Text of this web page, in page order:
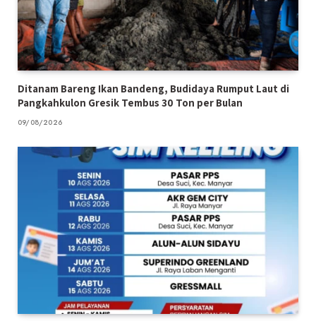
Ditanam Bareng Ikan Bandeng, Budidaya Rumput Laut di
Pangkahkulon Gresik Tembus 30 Ton per Bulan
09/08/2026